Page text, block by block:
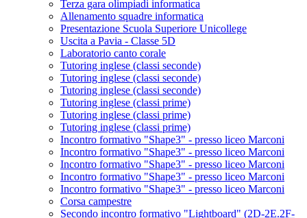
Terza gara olimpiadi informatica
Allenamento squadre informatica
Presentazione Scuola Superiore Unicollege
Uscita a Pavia - Classe 5D
Laboratorio canto corale
Tutoring inglese (classi seconde)
Tutoring inglese (classi seconde)
Tutoring inglese (classi seconde)
Tutoring inglese (classi prime)
Tutoring inglese (classi prime)
Tutoring inglese (classi prime)
Incontro formativo "Shape3" - presso liceo Marconi
Incontro formativo "Shape3" - presso liceo Marconi
Incontro formativo "Shape3" - presso liceo Marconi
Incontro formativo "Shape3" - presso liceo Marconi
Incontro formativo "Shape3" - presso liceo Marconi
Corsa campestre
Secondo incontro formativo "Lightboard" (2D-2E.2F-